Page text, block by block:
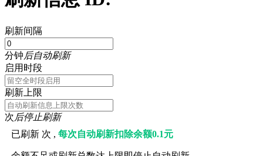
刷新间隔
分钟后自动刷新
启用时段
刷新上限
次后停止刷新
已刷新 次 ,每次自动刷新扣除余额0.1元